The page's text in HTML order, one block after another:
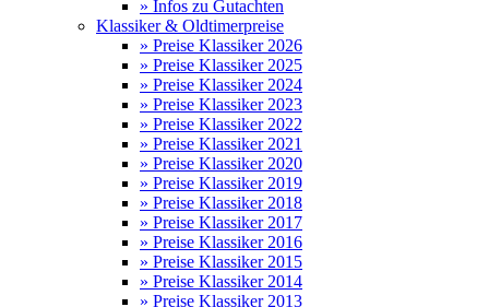
» Infos zu Gutachten
Klassiker & Oldtimerpreise
» Preise Klassiker 2026
» Preise Klassiker 2025
» Preise Klassiker 2024
» Preise Klassiker 2023
» Preise Klassiker 2022
» Preise Klassiker 2021
» Preise Klassiker 2020
» Preise Klassiker 2019
» Preise Klassiker 2018
» Preise Klassiker 2017
» Preise Klassiker 2016
» Preise Klassiker 2015
» Preise Klassiker 2014
» Preise Klassiker 2013